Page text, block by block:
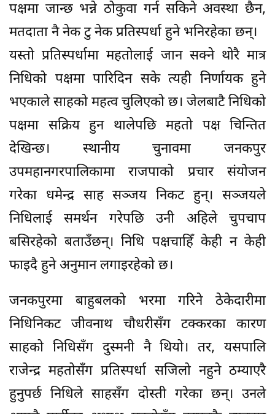
पक्षमा जान्छ भन्ने ठोकुवा गर्न सकिने अवस्था छैन,
मतदाता नै नेक टु नेक प्रतिस्पर्धा हुने भनिरहेका छन्।
यस्तो प्रतिस्पर्धामा महतोलाई जान सक्ने थोरै मात्र
निधिको पक्षमा पारिदिन सके त्यही निर्णायक हुने
भएकाले साहको महत्व चुलिएको छ। जेलबाटै निधिको
पक्षमा सक्रिय हुन थालेपछि महतो पक्ष चिन्तित
देखिन्छ। स्थानीय चुनावमा जनकपुर
उपमहानगरपालिकामा राजपाको प्रचार संयोजन
गरेका धमेन्द्र साह सञ्जय निकट हुन्। सञ्जयले
निधिलाई समर्थन गरेपछि उनी अहिले चुपचाप
बसिरहेको बताउँछन्। निधि पक्षचाहिँ केही न केही
फाइदै हुने अनुमान लगाइरहेको छ।
जनकपुरमा बाहुबलको भरमा गरिने ठेकेदारीमा
निधिनिकट जीवनाथ चौधरीसँग टक्करका कारण
साहको निधिसँग दुस्मनी नै थियो। तर, यसपालि
राजेन्द्र महतोसँग प्रतिस्पर्धा सजिलो नहुने ठम्याएरै
हुनुपर्छ निधिले साहसँग दोस्ती गरेका छन्। उनले